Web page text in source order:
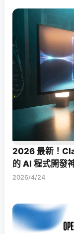
2026 最新！
的 AI 程式開發
2026/4/24